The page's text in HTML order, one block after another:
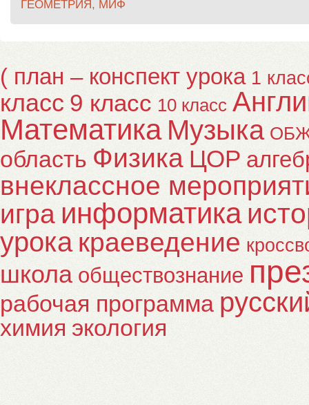
ГЕОМЕТРИЯ, МИФ
( план – конспект урока 1
класс 9 класс 10 класс
Математика Музыка
область Физика ЦОР
внеклассное
игра информатика
урока краеведение
школа обществознание
рабочая программа
химия экология